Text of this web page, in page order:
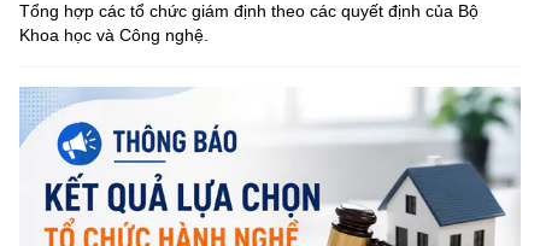
Tổng hợp các tổ chức giám định theo các quyết định của Bộ
Khoa học và Công nghệ.